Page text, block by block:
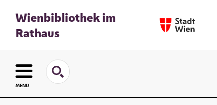
Wienbibliothek im
Rathaus
MENU